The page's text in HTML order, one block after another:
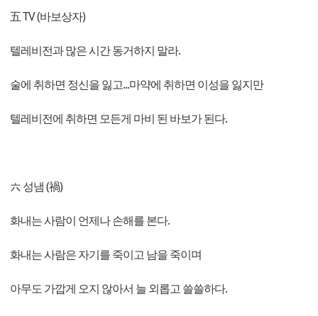
五 TV (바보상자)
텔레비전과 많은 시간 동거하지 말라.
술에 취하면 정신을 잃고...마약에 취하면 이성을 잃지만
텔레비전에 취하면 모든게 마비 된 바보가 된다.
六 성냄 (禍)
화내는 사람이 언제나 손해를 본다.
화내는 사람은 자기를 죽이고 남을 죽이며
아무도 가깝게 오지 않아서 늘 외롭고 쓸쓸하다.